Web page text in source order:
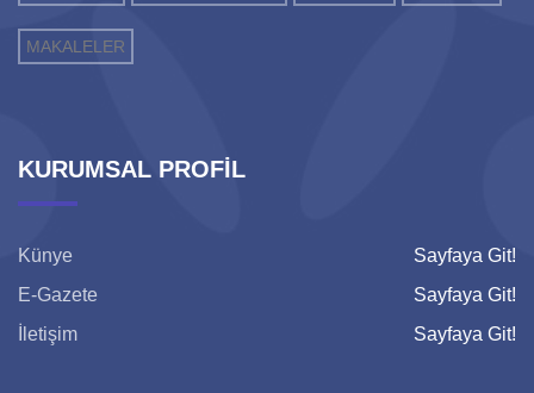
MAKALELER
KURUMSAL PROFİL
Künye
Sayfaya Git!
E-Gazete
Sayfaya Git!
İletişim
Sayfaya Git!